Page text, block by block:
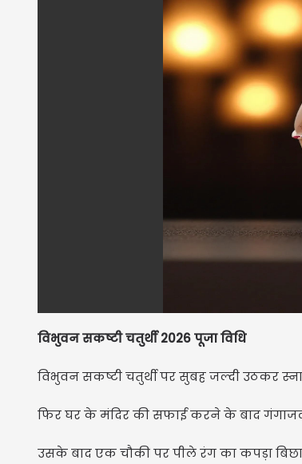
विभुवन सकष्टी चतुर्थी 2026 पूजा विधि
विभुवन सकष्टी चतुर्थी पर सुबह जल्दी उठकर
फिर घर के मंदिर की सफाई करने के बाद
उसके बाद एक चौकी पर पीले रंग का कपड़ा